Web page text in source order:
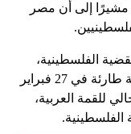
إلى أن مصر
الفلسطينية،
مع الإعلان عن استضافة مصر لقمة عربية طارئة في 27 فبراير
للقمة العربية،